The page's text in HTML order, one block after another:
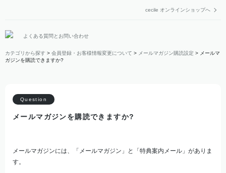
cecile オンラインショップへ
よくある質問とお問い合わせ
カテゴリから探す > 会員登録・お客様情報変更について > メールマガジン購読設定 > メールマ
ガジンを購読できますか?
メールマガジンを購読できますか?
メールマガジンには、「メールマガジン」と「特典案内メール」がありま
す。